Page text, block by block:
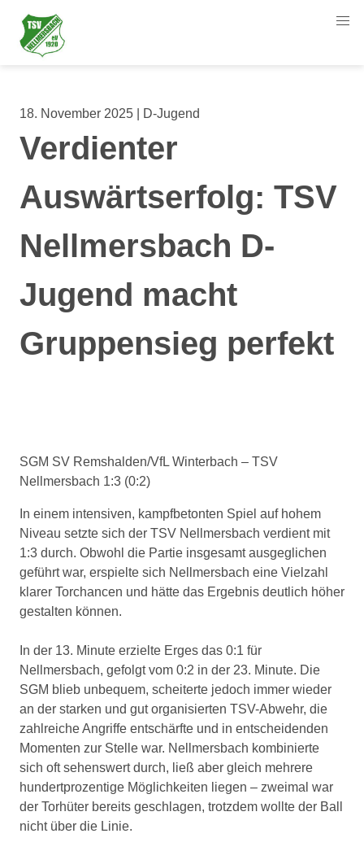
18. November 2025 | D-Jugend
Verdienter
Auswärtserfolg: TSV
Nellmersbach D-
Jugend macht
Gruppensieg perfekt
SGM SV Remshalden/VfL Winterbach – TSV
Nellmersbach 1:3 (0:2)
In einem intensiven, kampfbetonten Spiel auf hohem
Niveau setzte sich der TSV Nellmersbach verdient mit
1:3 durch. Obwohl die Partie insgesamt ausgeglichen
geführt war, erspielte sich Nellmersbach eine Vielzahl
klarer Torchancen und hätte das Ergebnis deutlich höher
gestalten können.
In der 13. Minute erzielte Erges das 0:1 für
Nellmersbach, gefolgt vom 0:2 in der 23. Minute. Die
SGM blieb unbequem, scheiterte jedoch immer wieder
an der starken und gut organisierten TSV-Abwehr, die
zahlreiche Angriffe entschärfte und in entscheidenden
Momenten zur Stelle war. Nellmersbach kombinierte
sich oft sehenswert durch, ließ aber gleich mehrere
hundertprozentige Möglichkeiten liegen – zweimal war
der Torhüter bereits geschlagen, trotzdem wollte der Ball
nicht über die Linie.